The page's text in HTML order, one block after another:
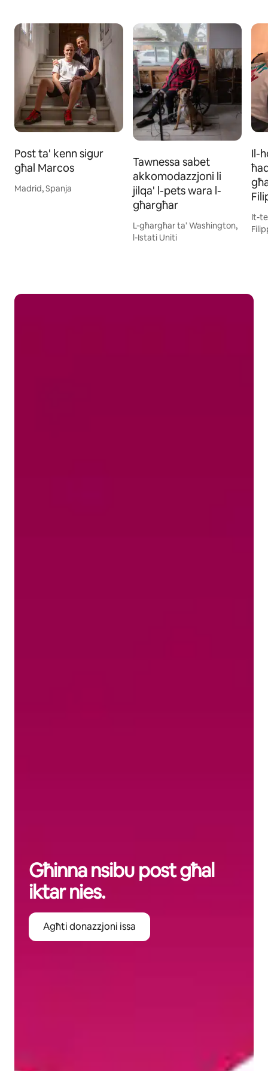
Post ta' kenn sigur
għal Marcos
Madrid, Spanja
Tawnessa sabet
akkomodazzjoni li
jilqa' l-pets wara l-
għargħar
L-għargħar ta' Washington,
l-Istati Uniti
Il-
It-
Għinna nsibu post għal
iktar nies.
Agħti donazzjoni issa